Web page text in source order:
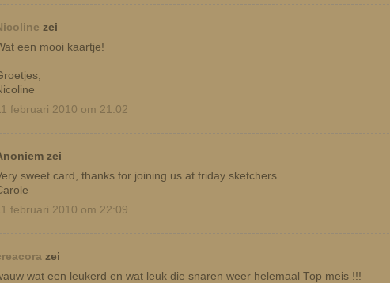
zei
een mooi kaartje!
februari 2010 om 21:02
zei
sweet card, thanks for joining us at friday sketchers.
februari 2010 om 22:09
zei
wat een leukerd en wat leuk die snaren weer helemaal Top meis !!!